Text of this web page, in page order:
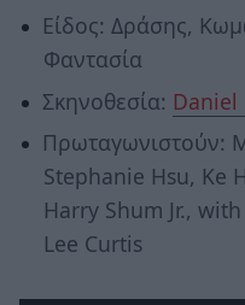
Είδος: Δράσης,
Φαντασία
Σκηνοθεσία: Daniel
Πρωταγωνιστούν:
Stephanie Hsu, Ke
Harry Shum Jr.,
Lee Curtis